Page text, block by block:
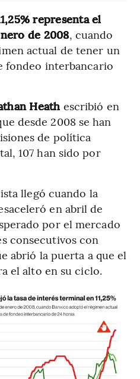
representa el
de 2008, cuando
actual de tener un
fondeo interbancario
Heath escribió en
desde 2008 se han
de política
107 han sido por
llegó cuando la
en abril de
por el mercado
consecutivos con
abrió la puerta a que el
el alto en su ciclo.